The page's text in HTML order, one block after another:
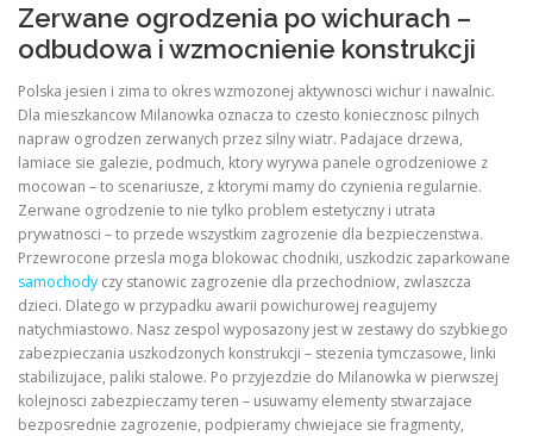
Zerwane ogrodzenia po wichurach –
odbudowa i wzmocnienie konstrukcji
Polska jesien i zima to okres wzmozonej aktywnosci wichur i nawalnic.
Dla mieszkancow Milanowka oznacza to czesto koniecznosc pilnych
napraw ogrodzen zerwanych przez silny wiatr. Padajace drzewa,
lamiace sie galezie, podmuch, ktory wyrywa panele ogrodzeniowe z
mocowan – to scenariusze, z ktorymi mamy do czynienia regularnie.
Zerwane ogrodzenie to nie tylko problem estetyczny i utrata
prywatnosci – to przede wszystkim zagrozenie dla bezpieczenstwa.
Przewrocone przesla moga blokowac chodniki, uszkodzic zaparkowane
samochody czy stanowic zagrozenie dla przechodniow, zwlaszcza
dzieci. Dlatego w przypadku awarii powichurowej reagujemy
natychmiastowo. Nasz zespol wyposazony jest w zestawy do szybkiego
zabezpieczania uszkodzonych konstrukcji – stezenia tymczasowe, linki
stabilizujace, paliki stalowe. Po przyjezdzie do Milanowka w pierwszej
kolejnosci zabezpieczamy teren – usuwamy elementy stwarzajace
bezposrednie zagrozenie, podpieramy chwiejace sie fragmenty,